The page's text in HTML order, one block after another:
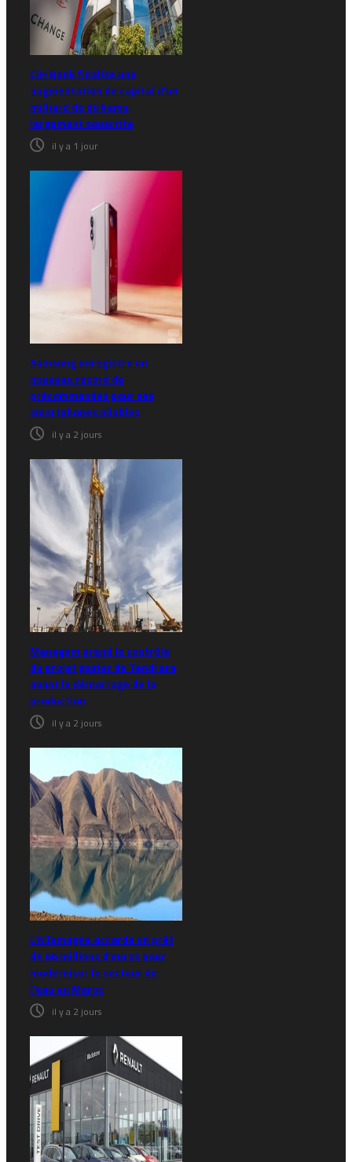
CIH Bank finalise une
augmentation de capital d’un
milliard de dirhams,
largement souscrite
il y a 1 jour
Samsung enregistre un
nouveau record de
précommandes pour ses
smartphones pliables
il y a 2 jours
Managem prend le contrôle
du projet gazier de Tendrara
avant le démarrage de la
production
il y a 2 jours
L’Allemagne accorde un prêt
de 66 millions d’euros pour
moderniser le secteur de
l’eau au Maroc
il y a 2 jours